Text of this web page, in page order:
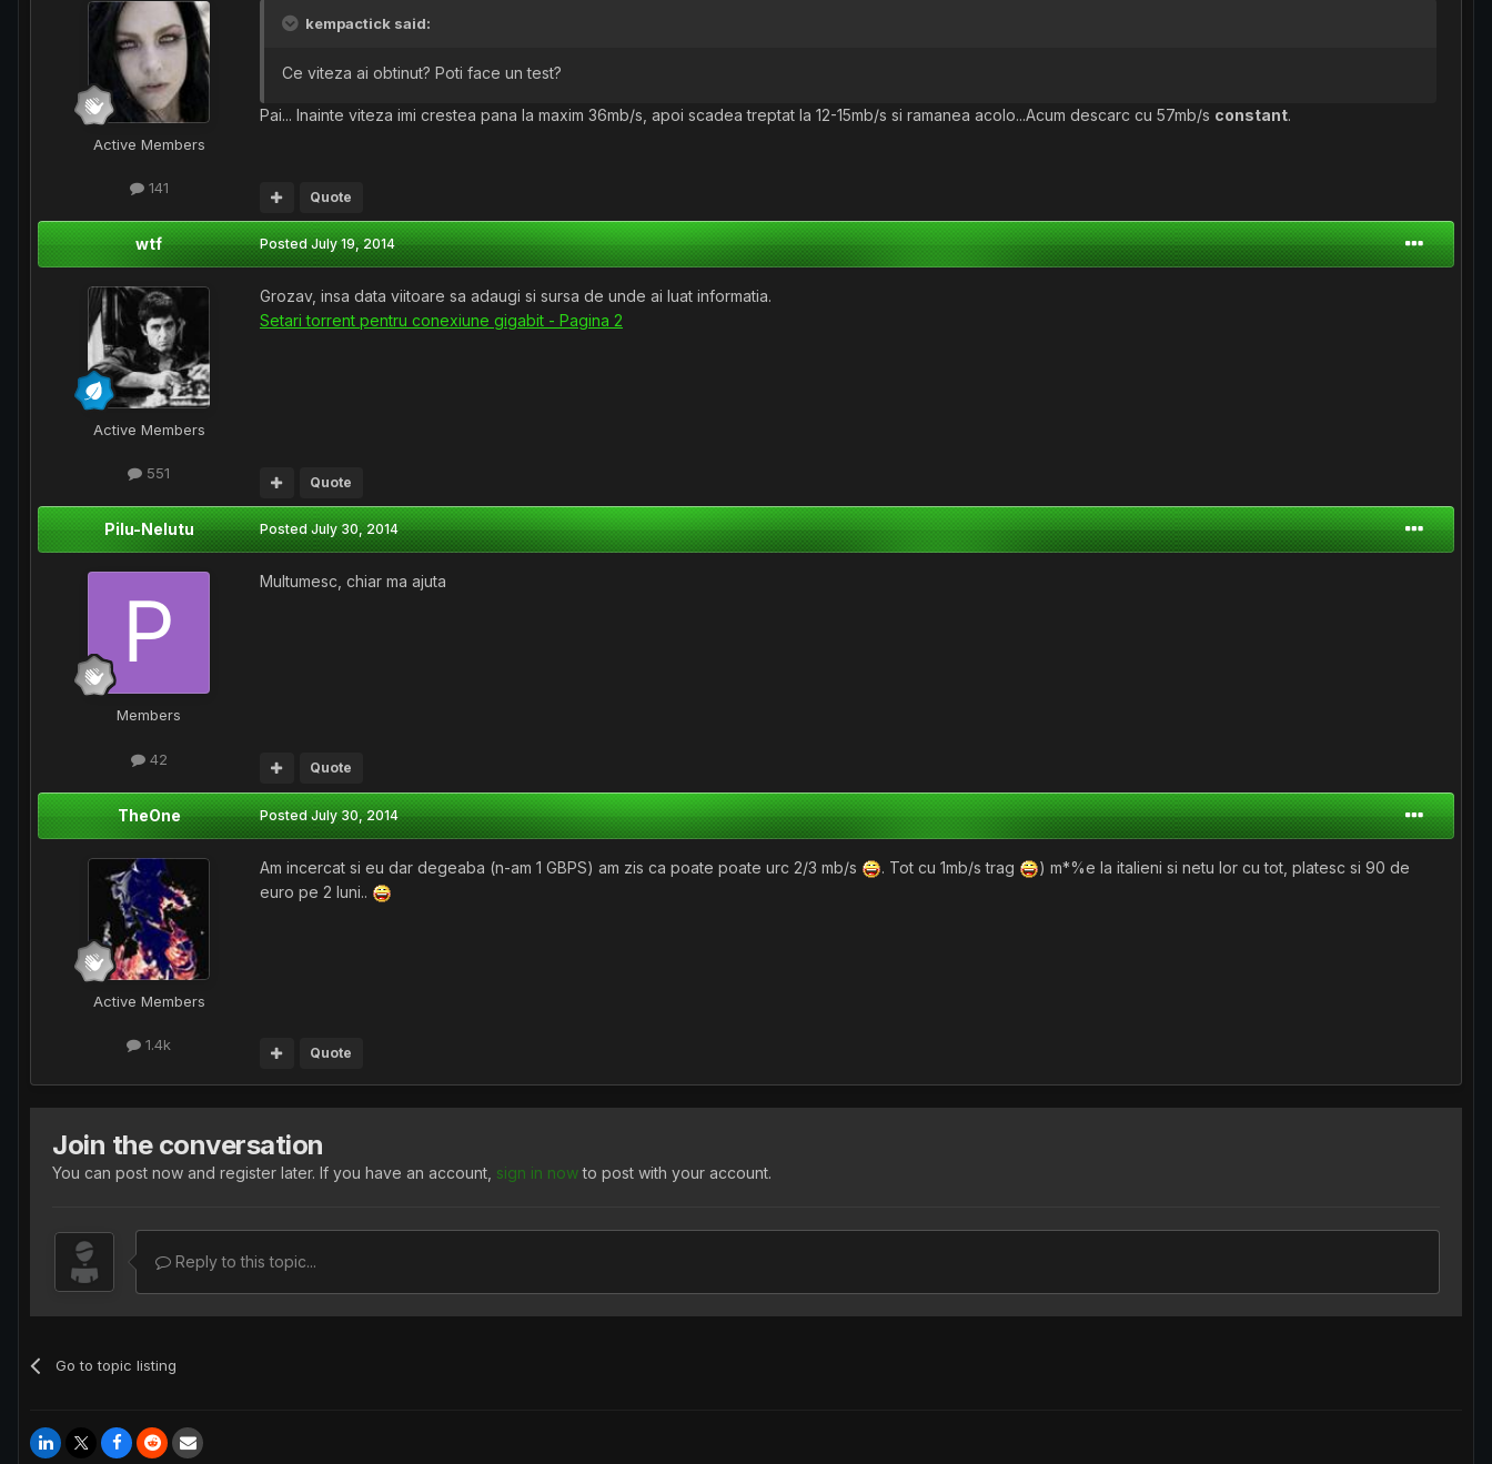
Active Members
141
kempactick said:
Ce viteza ai obtinut? Poti face un test?
Pai... Inainte viteza imi crestea pana la maxim 36mb/s, apoi scadea treptat la 12-15mb/s si ramanea acolo...Acum descarc cu 57mb/s constant.
Quote
wtf
Active Members
551
PostedJuly 19, 2014
Grozav, insa data viitoare sa adaugi si sursa de unde ai luat informatia.
Setari torrent pentru conexiune gigabit - Pagina 2
Quote
Pilu-Nelutu
Members
42
PostedJuly 30, 2014
Multumesc, chiar ma ajuta
Quote
TheOne
Active Members
1.4k
PostedJuly 30, 2014
Am incercat si eu dar degeaba (n-am 1 GBPS) am zis ca poate poate urc 2/3 mb/s . Tot cu 1mb/s trag
) m*%e la italieni si netu lor cu tot, platesc si 90 de
euro pe 2 luni..
Quote
Join the conversation
You can post now and register later. If you have an account, sign in nowto post with your account.
Reply to this topic...
Go to topic listing